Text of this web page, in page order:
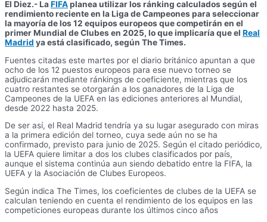
El Diez.- LaFIFAplanea utilizar los ránking calculados según el
rendimiento reciente en la Liga de Campeones para seleccionar
la mayoría de los 12 equipos europeos que competirán en el
primer Mundial de Clubes en 2025, lo que implicaría que el Real
Madrid ya está clasificado, según The Times.
Fuentes citadas este martes por el diario británico apuntan a que
ocho de los 12 puestos europeos para ese nuevo torneo se
adjudicarán mediante ránkings de coeficiente, mientras que los
cuatro restantes se otorgarán a los ganadores de la Liga de
Campeones de la UEFA en las ediciones anteriores al Mundial,
desde 2022 hasta 2025.
De ser así, el Real Madrid tendría ya su lugar asegurado con miras
a la primera edición del torneo, cuya sede aún no se ha
confirmado, previsto para junio de 2025. Según el citado periódico,
la UEFA quiere limitar a dos los clubes clasificados por país,
aunque el sistema continúa aun siendo debatido entre la FIFA, la
UEFA y la Asociación de Clubes Europeos.
Según indica The Times, los coeficientes de clubes de la UEFA se
calculan teniendo en cuenta el rendimiento de los equipos en las
competiciones europeas durante los últimos cinco años